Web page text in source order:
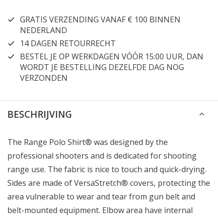
GRATIS VERZENDING VANAF € 100 BINNEN
NEDERLAND
14 DAGEN RETOURRECHT
BESTEL JE OP WERKDAGEN VÓÓR 15:00 UUR, DAN
WORDT JE BESTELLING DEZELFDE DAG NOG
VERZONDEN
BESCHRIJVING
The Range Polo Shirt® was designed by the
professional shooters and is dedicated for shooting
range use. The fabric is nice to touch and quick-drying.
Sides are made of VersaStretch® covers, protecting the
area vulnerable to wear and tear from gun belt and
belt-mounted equipment. Elbow area have internal